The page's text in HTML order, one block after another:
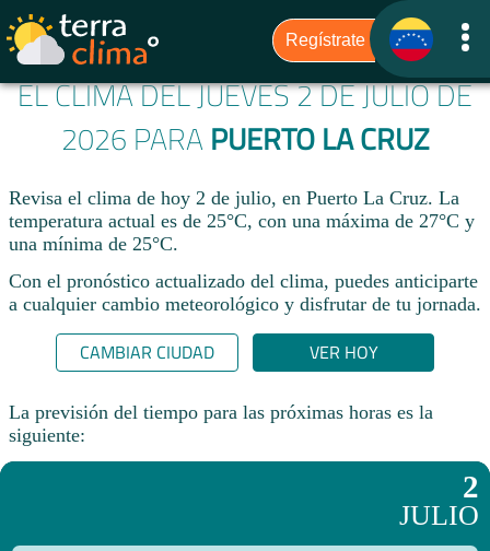
EL CLIMA DEL JUEVES 2 DE JULIO DE
2026 PARA PUERTO LA CRUZ
Revisa el clima de hoy 2 de julio, en Puerto La Cruz. La
temperatura actual es de 25°C, con una máxima de 27°C y
una mínima de 25°C.​
Con el pronóstico actualizado del clima, puedes anticiparte
a cualquier cambio meteorológico y disfrutar de tu jornada.​
CAMBIAR CIUDAD VER HOY
La previsión del tiempo para las próximas horas es la
siguiente:
2
JULIO